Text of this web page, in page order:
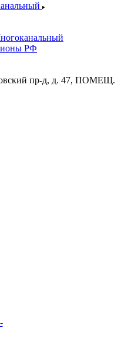
РФ
пр-д, д. 47, ПОМЕЩ.